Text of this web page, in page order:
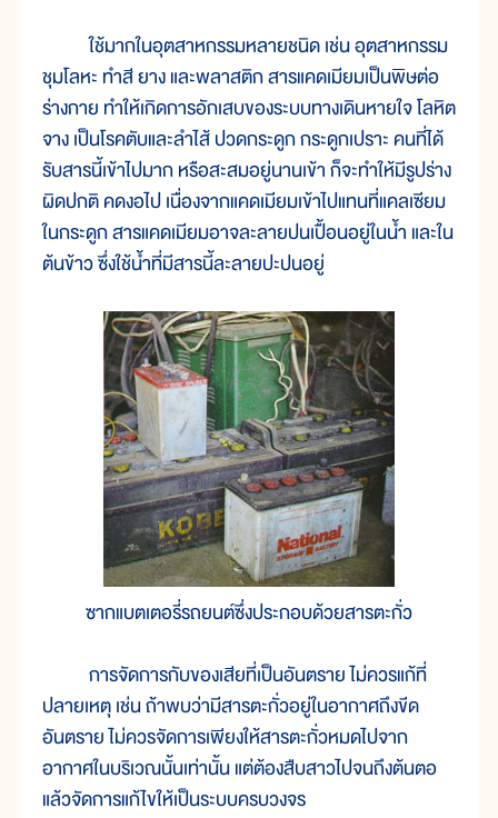
ใช้มากในอุตสาหกรรมหลายชนิด เช่น อุตสาหกรรม
ชุมโลหะ ทำสี ยาง และพลาสติก สารแคดเมียมเป็นพิษต่อ
ร่างกาย ทำให้เกิดการอักเสบของระบบทางเดินหายใจ โลหิต
จาง เป็นโรคตับและลำไส้ ปวดกระดูก กระดูกเปราะ คนที่ได้
รับสารนี้เข้าไปมาก หรือสะสมอยู่นานเข้า ก็จะทำให้มีรูปร่าง
ผิดปกติ คดงอไป เนื่องจากแคดเมียมเข้าไปแทนที่แคลเซียม
ในกระดูก สารแคดเมียมอาจละลายปนเปื้อนอยู่ในน้ำ และใน
ต้นข้าว ซึ่งใช้น้ำที่มีสารนี้ละลายปะปนอยู่
ซากแบตเตอรี่รถยนต์ซึ่งประกอบด้วยสารตะกั่ว
การจัดการกับของเสียที่เป็นอันตราย ไม่ควรแก้ที่
ปลายเหตุ เช่น ถ้าพบว่ามีสารตะกั่วอยู่ในอากาศถึงขีด
อันตราย ไม่ควรจัดการเพียงให้สารตะกั่วหมดไปจาก
อากาศในบริเวณนั้นเท่านั้น แต่ต้องสืบสาวไปจนถึงต้นตอ
แล้วจัดการแก้ไขให้เป็นระบบครบวงจร